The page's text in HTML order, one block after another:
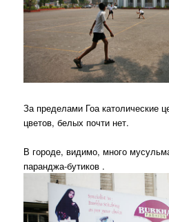
За пределами Гоа католические
цветов, белых почти нет.
В городе, видимо, много
паранджа-бутиков .